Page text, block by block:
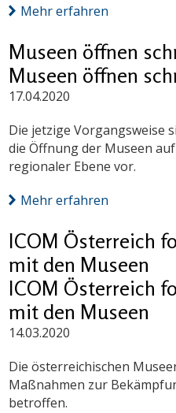
Mehr erfahren
Museen öffnen
Museen öffnen
17.04.2020
Die jetzige Vorgangsweise
die Öffnung der Museen
regionaler Ebene vor.
Mehr erfahren
ICOM Österreich
mit den Museen
ICOM Österreich
mit den Museen
14.03.2020
Die österreichischen
Maßnahmen zur
betroffen.